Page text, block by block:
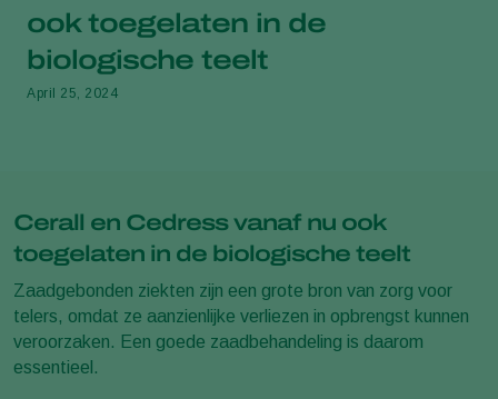
ook toegelaten in de
biologische teelt
April 25, 2024
Cerall en Cedress vanaf nu ook
toegelaten in de biologische teelt
Zaadgebonden ziekten zijn een grote bron van zorg voor
telers, omdat ze aanzienlijke verliezen in opbrengst kunnen
veroorzaken. Een goede zaadbehandeling is daarom
essentieel.